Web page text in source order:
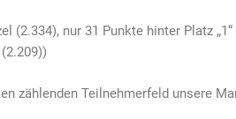
(2.334), nur 31 Punkte hinter Platz „1“
zählenden Teilnehmerfeld unsere